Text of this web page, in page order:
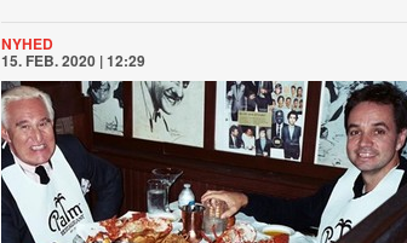
NYHED
15. FEB. 2020 | 12:29